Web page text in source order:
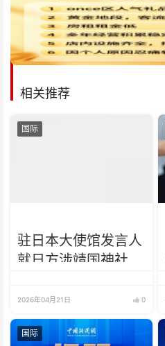
相关推荐
国际
驻日本大使馆发言人
就日方涉靖国神社消
2026年04月21日 0
国际